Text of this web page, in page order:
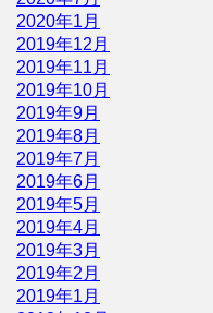
2020年1月
2019年12月
2019年11月
2019年10月
2019年9月
2019年8月
2019年7月
2019年6月
2019年5月
2019年4月
2019年3月
2019年2月
2019年1月